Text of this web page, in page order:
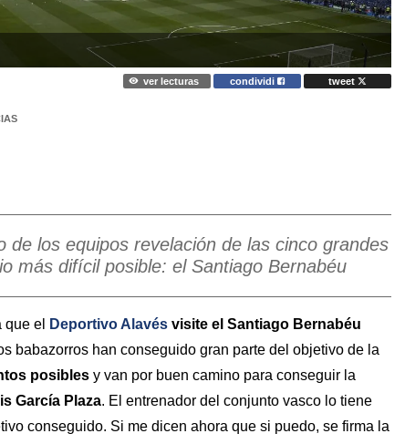
ver lecturas condividi tweet
de los equipos revelación de las cinco grandes
más difícil posible: el Santiago Bernabéu
el Deportivo Alavés visite el Santiago Bernabéu
babazorros han conseguido gran parte del objetivo de la
posibles y van por buen camino para conseguir la
García Plaza. El entrenador del conjunto vasco lo tiene
conseguido. Si me dicen ahora que si puedo, se firma la